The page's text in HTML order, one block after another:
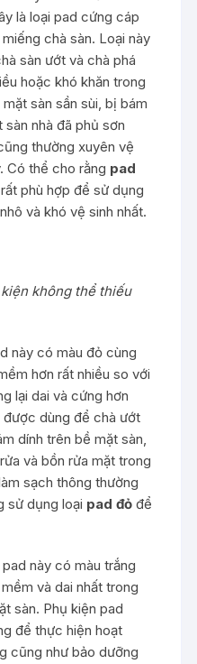
là loại pad cứng cáp
chà sàn. Loại này
sàn ướt và chà phá
hoặc khó khăn trong
sàn sần sùi, bị bám
sàn nhà đã phủ sơn
thường xuyên vệ
Có thể cho rằng pad
rất phù hợp để sử dụng
và khó vệ sinh nhất.
không thể thiếu
này có màu đỏ cùng
hơn rất nhiều so với
lại dai và cứng hơn
dùng để chà ướt
dính trên bề mặt sàn,
và bồn rửa mặt trong
sạch thông thường
sử dụng loại pad đỏđể
này có màu trắng
và dai nhất trong
sàn. Phụ kiện pad
để thực hiện hoạt
cũng như bảo dưỡng